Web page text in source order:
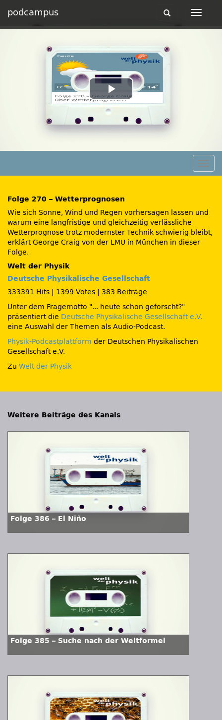
podcampus
Toggle
Toggle
Play
Video
Folge 270 – Wetterprognosen
Wie sich Sonne, Wind und Regen vorhersagen lassen und
warum eine langfristige und gleichzeitig verlässliche
Wetterprognose trotz modernster Technik schwierig bleibt,
erklärt George Craig von der LMU in München in dieser
Folge.
Welt der Physik
Deutsche Physikalische Gesellschaft
333391 Hits
1399 Votes
383 Beiträge
Unter dem Fragemotto
... heute schon geforscht?
präsentiert die Deutsche Physikalische Gesellschaft e.V.
eine Auswahl der Themen als Audio-Podcast.
Physik-Podcastplattform der Deutschen Physikalischen
Gesellschaft e.V.
Zu Welt der Physik
Weitere Beiträge des Kanals
Folge 386 – El Niño
Folge 385 – Suche nach der Weltformel